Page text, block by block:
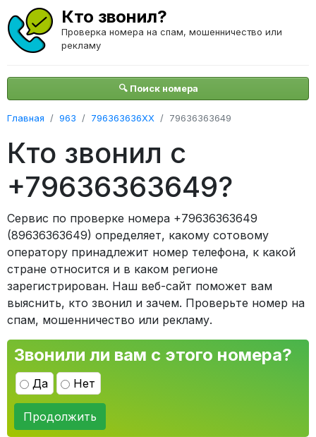
Кто звонил?
Проверка номера на спам, мошенничество или
рекламу
🔍 Поиск номера
Главная 963 796363636XX 79636363649
Кто звонил с
+79636363649?
Сервис по проверке номера +79636363649
(89636363649) определяет, какому сотовому
оператору принадлежит номер телефона, к какой
стране относится и в каком регионе
зарегистрирован. Наш веб-сайт поможет вам
выяснить, кто звонил и зачем. Проверьте номер на
спам, мошенничество или рекламу.
Звонили ли вам с этого номера?
Да Нет
Продолжить